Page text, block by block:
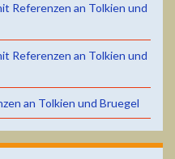
Referenzen an Tolkien und
Referenzen an Tolkien und
an Tolkien und Bruegel